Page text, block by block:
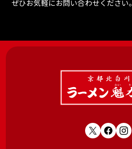
ぜひお気軽にお問い合わせください。